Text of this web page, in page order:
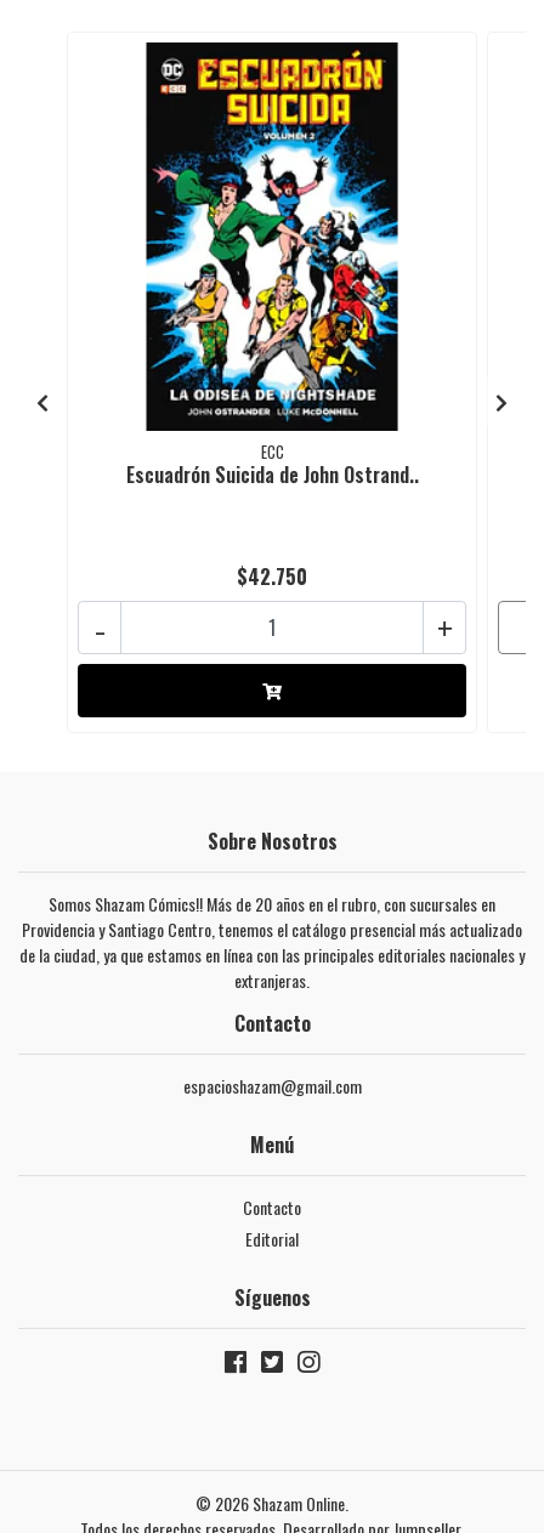
ECC
Escuadrón Suicida de John Ostrand..
$42.750
+
-
Sobre Nosotros
Somos Shazam Cómics!! Más de 20 años en el rubro, con sucursales en
Providencia y Santiago Centro, tenemos el catálogo presencial más actualizado
de la ciudad, ya que estamos en línea con las principales editoriales nacionales y
extranjeras.
Contacto
espacioshazam@gmail.com
Menú
Contacto
Editorial
Síguenos
© 2026 Shazam Online.